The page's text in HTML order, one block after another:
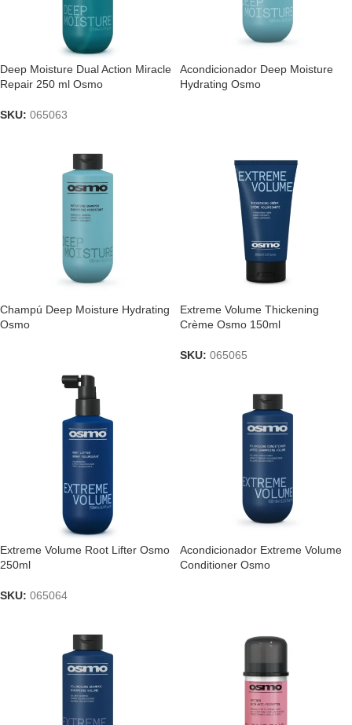
Deep Moisture Dual Action Miracle
Repair 250 ml Osmo
SKU: 065063
Acondicionador Deep Moisture
Hydrating Osmo
Champú Deep Moisture Hydrating
Osmo
Extreme Volume Thickening
Crème Osmo 150ml
SKU: 065065
Extreme Volume Root Lifter Osmo
250ml
SKU: 065064
Acondicionador Extreme Volume
Conditioner Osmo